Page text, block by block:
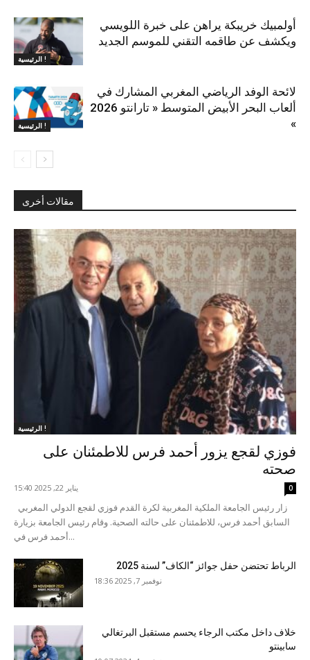
الرئيسية !
أولمبيك خريبكة يراهن على خبرة اللويسي
ويكشف عن طاقمه التقني للموسم الجديد
الرئيسية !
لائحة الوفد الرياضي المغربي المشارك في
ألعاب البحر الأبيض المتوسط « تارانتو 2026
»
مقالات أخرى
الرئيسية !
فوزي لقجع يزور أحمد فرس للاطمئنان على
صحته
يناير 22, 2025 15:40 0
السابق أحمد فرس، للاطمئنان على حالته الصحية. وقام رئيس الجامعة بزيارة
أحمد فرس في...
الرباط تحتضن حفل جوائز “الكاف” لسنة 2025
نوفمبر 7, 2025 18:36
خلاف داخل مكتب الرجاء يحسم مستقبل البرتغالي
سابينتو